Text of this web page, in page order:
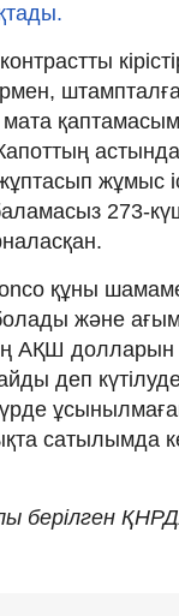
жұмыс
273-
құны
және
АҚШ долларын
деп
сатылымда
берілген